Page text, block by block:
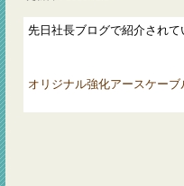
先日社長ブログで紹介され
オリジナル強化アースケーブ